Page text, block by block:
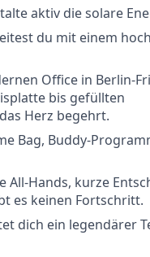
aktiv die solare
du mit einem
Office in Berlin-
bis gefüllten
Herz begehrt.
Bag, Buddy-
All-Hands, kurze
es keinen Fortschritt.
dich ein legendärer